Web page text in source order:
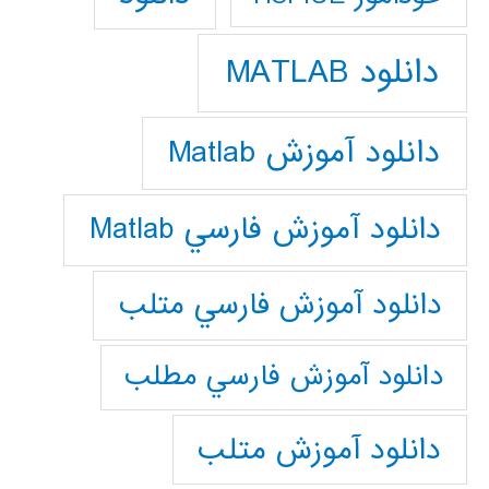
دانلود MATLAB
دانلود آموزش Matlab
دانلود آموزش فارسي Matlab
دانلود آموزش فارسي متلب
دانلود آموزش فارسي مطلب
دانلود آموزش متلب